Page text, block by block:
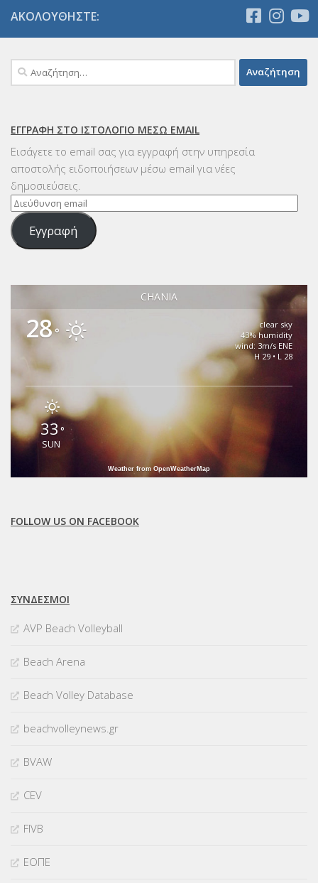
ΑΚΟΛΟΥΘΉΣΤΕ:
Αναζήτηση
για:
ΕΓΓΡΑΦΉ ΣΤΟ ΙΣΤΟΛΌΓΙΟ ΜΈΣΩ EMAIL
Εισάγετε το email σας για εγγραφή στην υπηρεσία
αποστολής ειδοποιήσεων μέσω email για νέες
δημοσιεύσεις.
Διεύθυνση
email
Εγγραφή
CHANIA
28°
clear sky
43% humidity
wind: 3m/s ENE
H 29 • L 28
33 °
SUN
Weather from OpenWeatherMap
FOLLOW US ON FACEBOOK
ΣΥΝΔΈΣΜΟΙ
AVP Beach Volleyball
Beach Arena
Beach Volley Database
beachvolleynews.gr
BVAW
CEV
FIVB
ΕΟΠΕ